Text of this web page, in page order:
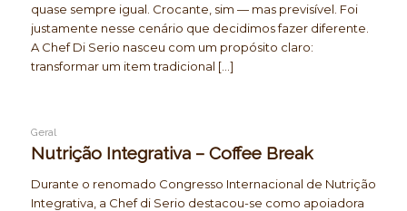
quase sempre igual. Crocante, sim — mas previsível. Foi
justamente nesse cenário que decidimos fazer diferente.
A Chef Di Serio nasceu com um propósito claro:
transformar um item tradicional […]
Geral
Nutrição Integrativa – Coffee Break
Durante o renomado Congresso Internacional de Nutrição
Integrativa, a Chef di Serio destacou-se como apoiadora